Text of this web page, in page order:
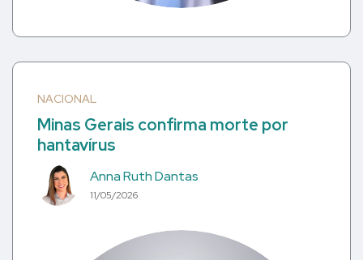
NACIONAL
Minas Gerais confirma morte por
hantavírus
Anna Ruth Dantas
11/05/2026